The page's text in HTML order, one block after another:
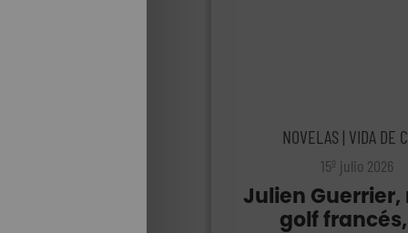
NOVELAS | VIDA DE
15º julio 2026
Julien Guerrier,
golf